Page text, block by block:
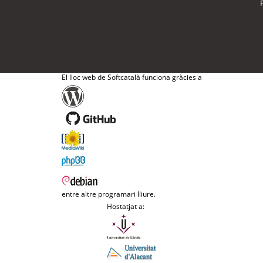
El lloc web de Softcatalà funciona gràcies a
entre altre programari lliure.
Hostatjat a: